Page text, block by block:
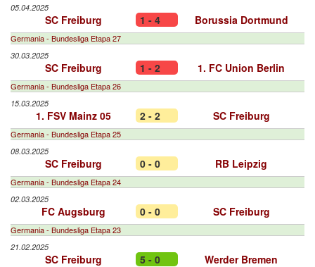
05.04.2025
SC Freiburg 1 - 4 Borussia Dortmund
Germania - Bundesliga Etapa 27
30.03.2025
SC Freiburg 1 - 2 1. FC Union Berlin
Germania - Bundesliga Etapa 26
15.03.2025
1. FSV Mainz 05 2 - 2 SC Freiburg
Germania - Bundesliga Etapa 25
08.03.2025
SC Freiburg 0 - 0 RB Leipzig
Germania - Bundesliga Etapa 24
02.03.2025
FC Augsburg 0 - 0 SC Freiburg
Germania - Bundesliga Etapa 23
21.02.2025
SC Freiburg 5 - 0 Werder Bremen